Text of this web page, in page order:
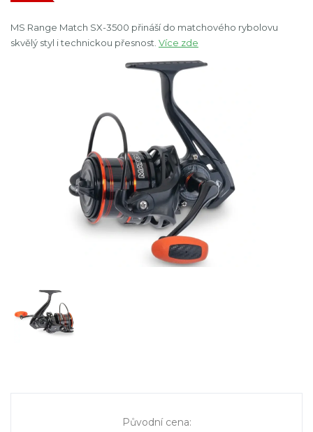
MS Range Match SX-3500 přináší do matchového rybolovu
skvělý styl i technickou přesnost. Více zde
Původní cena: